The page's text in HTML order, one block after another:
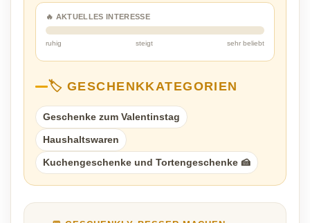
🔥 AKTUELLES INTERESSE
ruhig steigt sehr beliebt
🏷️ GESCHENKKATEGORIEN
Geschenke zum Valentinstag
Haushaltswaren
Kuchengeschenke und Tortengeschenke 🍰